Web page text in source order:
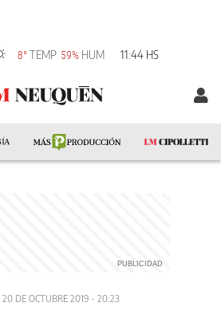
8°TEMP 59% HUM 11:44 HS
20 DE OCTUBRE 2019 - 20:23